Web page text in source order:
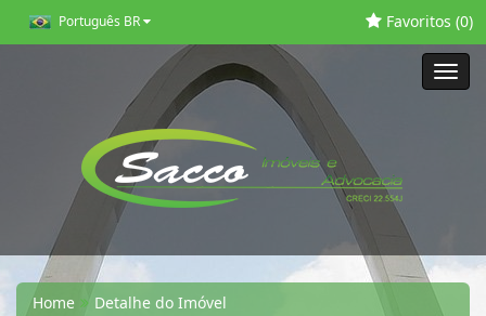
Português BR Favoritos (0)
Home Detalhe do Imóvel